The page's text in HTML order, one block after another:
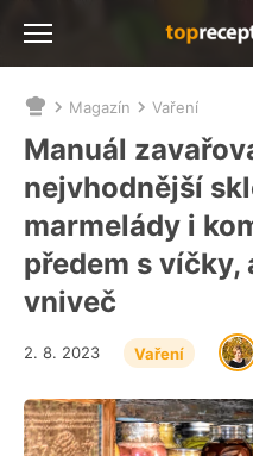
Nacházíte
se
zde:
Magazín Vaření
Manuál
nejvhodnější
marmelády i
předem s víčky,
vniveč
2. 8. 2023 Vaření